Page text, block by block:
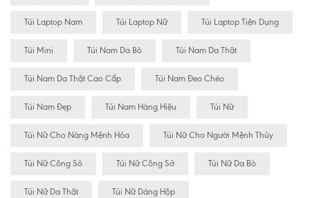
Túi Laptop Nam Túi Laptop Nữ Túi Laptop Tiện Dụng
Túi Mini Túi Nam Da Bò Túi Nam Da Thật
Túi Nam Da Thật Cao Cấp Túi Nam Đeo Chéo
Túi Nam Đẹp Túi Nam Hàng Hiệu Túi Nữ
Túi Nữ Cho Nàng Mệnh Hỏa Túi Nữ Cho Người Mệnh Thủy
Túi Nữ Công Sỏ Túi Nữ Công Sở Túi Nữ Da Bò
Túi Nữ Da Thật Túi Nữ Dáng Hộp